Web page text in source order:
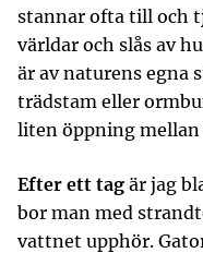
stannar ofta till och
världar och slås av
är av naturens egna
trädstam eller
liten öppning mellan
Efter ett tag är jag
bor man med
vattnet upphör.